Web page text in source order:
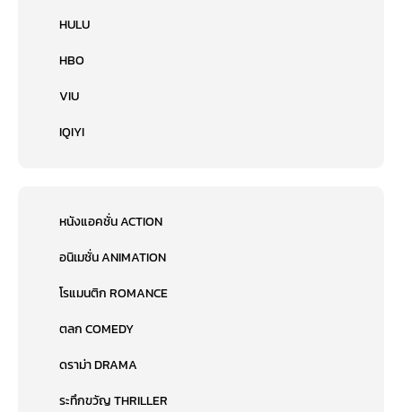
HULU
HBO
VIU
IQIYI
หนังแอคชั่น ACTION
อนิเมชั่น ANIMATION
โรแมนติก ROMANCE
ตลก COMEDY
ดราม่า DRAMA
ระทึกขวัญ THRILLER